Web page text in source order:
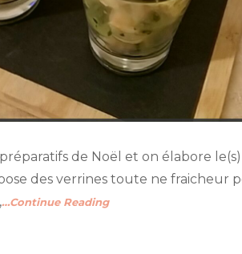
de Noël et on élabore
des verrines toute ne fraicheur
…Continue Reading